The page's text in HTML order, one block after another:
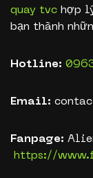
quay tvc hợp
bạn thành
Hotline:
Email:
Fanpage:
https://